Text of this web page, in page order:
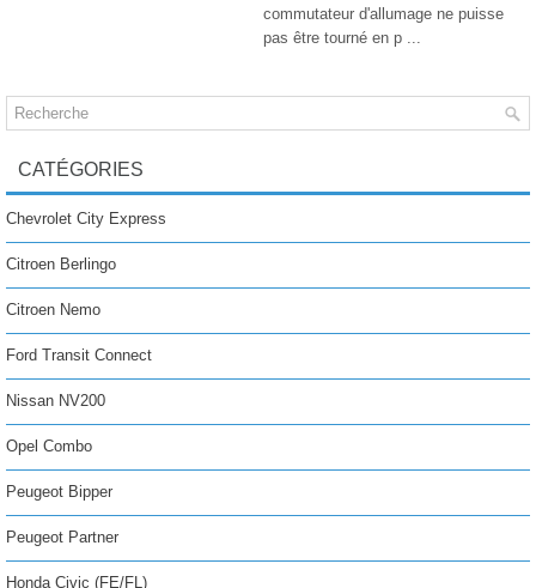
commutateur d'allumage ne puisse
pas être tourné en p ...
CATÉGORIES
Chevrolet City Express
Citroen Berlingo
Citroen Nemo
Ford Transit Connect
Nissan NV200
Opel Combo
Peugeot Bipper
Peugeot Partner
Honda Civic (FE/FL)